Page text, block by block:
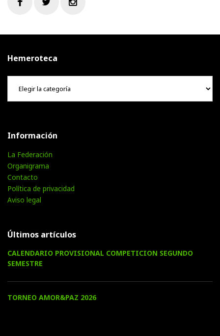
Hemeroteca
Hemeroteca
Información
La Federación
Organigrama
Contacto
Política de privacidad
Aviso legal
Últimos artículos
CALENDARIO PROVISIONAL COMPETICION SEGUNDO
SEMESTRE
TORNEO AMOR&PAZ 2026